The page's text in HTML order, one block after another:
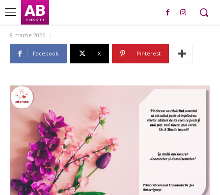
AB
ROBO ȘTIRI
8 martie 2026
Facebook X Pinterest